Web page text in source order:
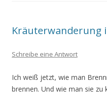
Kräuterwanderung
Schreibe eine Antwort
Ich weiß jetzt, wie man
brennen. Und wie man sie zu